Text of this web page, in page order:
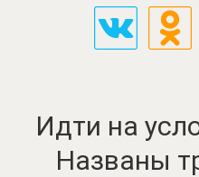
Идти на
Названы